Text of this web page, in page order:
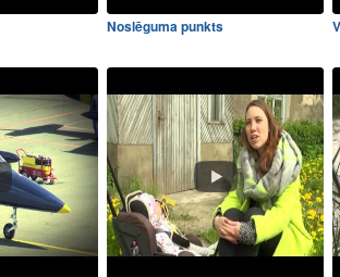
Noslēguma punkts